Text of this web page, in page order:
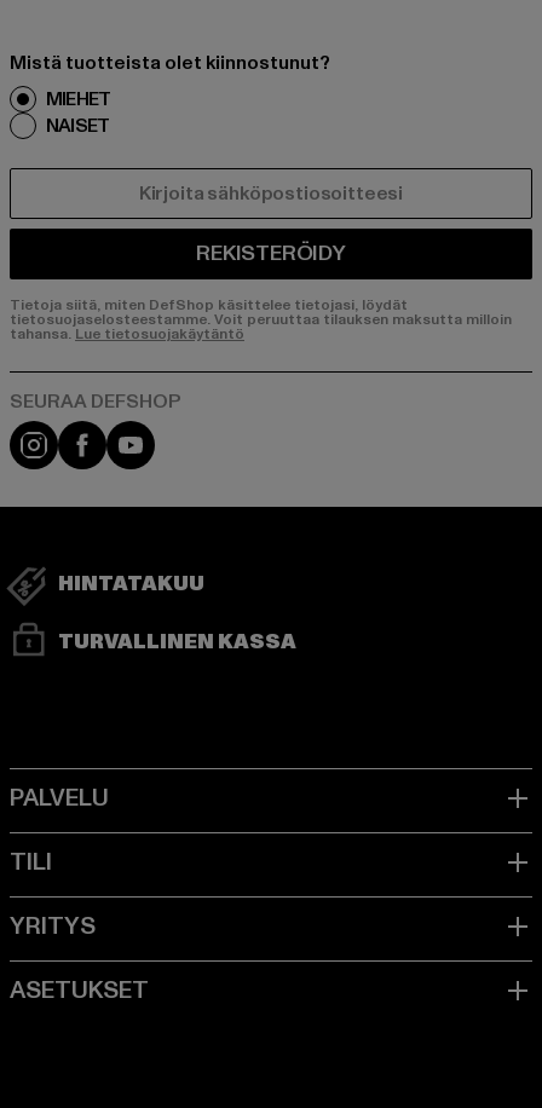
Mistä tuotteista olet kiinnostunut?
MIEHET
NAISET
REKISTERÖIDY
Tietoja siitä, miten DefShop käsittelee tietojasi, löydät
tietosuojaselosteestamme. Voit peruuttaa tilauksen maksutta milloin
tahansa. Lue tietosuojakäytäntö
Visit our Instagram page:
Visit our Facebook page:
Visit our YouTube channel:
HINTATAKUU
TURVALLINEN KASSA